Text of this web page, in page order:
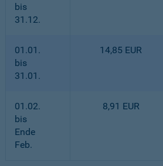
bis
31.12.
01.01.
bis
31.01.
14,85 EUR
01.02.
bis
Ende
Feb.
8,91 EUR